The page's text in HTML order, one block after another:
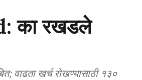
का रखडले
वाढता खर्च रोखण्यासाठी १३०